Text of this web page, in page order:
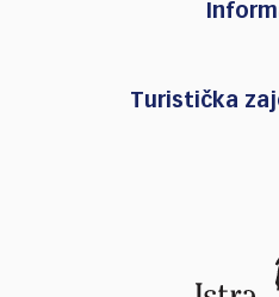
Turistička